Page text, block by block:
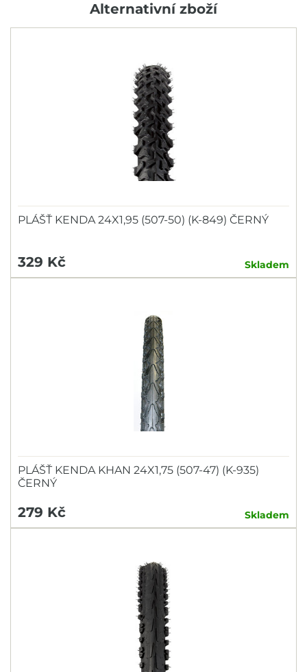
Alternativní zboží
PLÁŠŤ KENDA 24X1,95 (507-50) (K-849) ČERNÝ
329 Kč Skladem
PLÁŠŤ KENDA KHAN 24X1,75 (507-47) (K-935)
ČERNÝ
279 Kč Skladem